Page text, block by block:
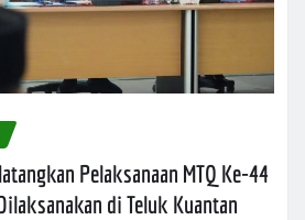
Pelaksanaan MTQ Ke-44
di Teluk Kuantan